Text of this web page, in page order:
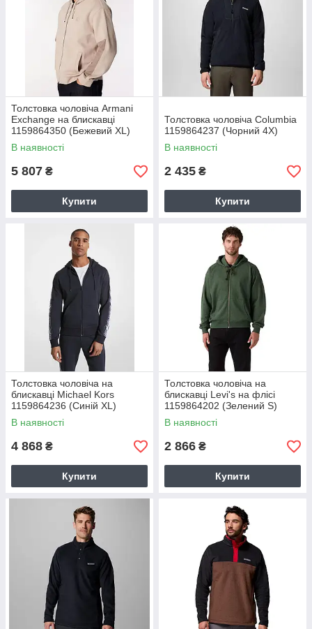
Толстовка чоловіча Armani
Exchange на блискавці
1159864350 (Бежевий XL)
В наявності
5 807 ₴
Купити
Толстовка чоловіча Columbia
1159864237 (Чорний 4X)
В наявності
2 435 ₴
Купити
Толстовка чоловіча на
блискавці Michael Kors
1159864236 (Синій XL)
В наявності
4 868 ₴
Купити
Толстовка чоловіча на
блискавці Levi's на флісі
1159864202 (Зелений S)
В наявності
2 866 ₴
Купити